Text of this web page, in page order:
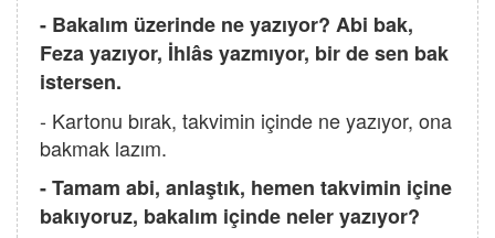
- Bakalım üzerinde ne yazıyor? Abi bak,
Feza yazıyor, İhlâs yazmıyor, bir de sen bak
istersen.
- Kartonu bırak, takvimin içinde ne yazıyor, ona
bakmak lazım.
- Tamam abi, anlaştık, hemen takvimin içine
bakıyoruz, bakalım içinde neler yazıyor?